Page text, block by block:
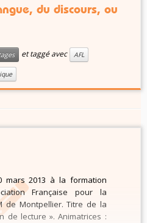
du discours, ou
et taggé avec AFL
mars 2013 à la formation
Française pour la
de Montpellier. Titre de la
de lecture ». Animatrices :